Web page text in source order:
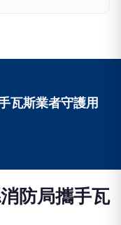
瓦斯業者守護用
防局攜手瓦